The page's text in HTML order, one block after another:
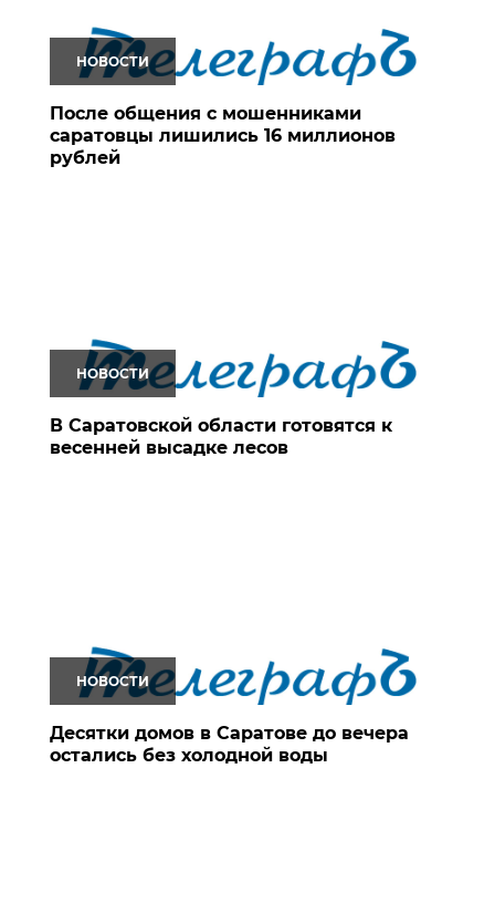
НОВОСТИ
После общения с мошенниками
саратовцы лишились 16 миллионов
рублей
НОВОСТИ
В Саратовской области готовятся к
весенней высадке лесов
НОВОСТИ
Десятки домов в Саратове до вечера
остались без холодной воды